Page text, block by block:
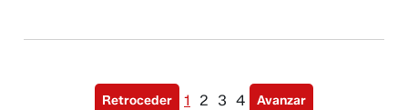
Retroceder 1 2 3 4 Avanzar